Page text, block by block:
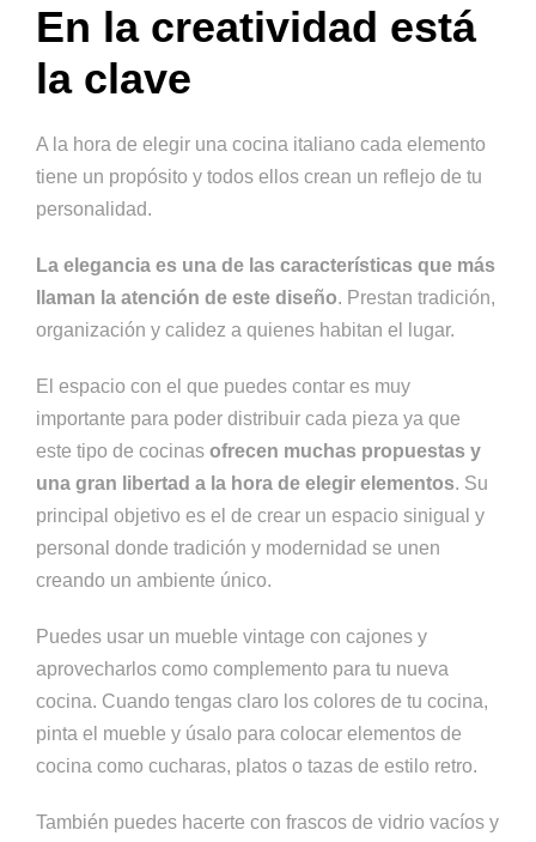
En la creatividad está
la clave
A la hora de elegir una cocina italiano cada elemento
tiene un propósito y todos ellos crean un reflejo de tu
personalidad.
La elegancia es una de las características que más
llaman la atención de este diseño. Prestan tradición,
organización y calidez a quienes habitan el lugar.
El espacio con el que puedes contar es muy
importante para poder distribuir cada pieza ya que
este tipo de cocinas ofrecen muchas propuestas y
una gran libertad a la hora de elegir elementos. Su
principal objetivo es el de crear un espacio sinigual y
personal donde tradición y modernidad se unen
creando un ambiente único.
Puedes usar un mueble vintage con cajones y
aprovecharlos como complemento para tu nueva
cocina. Cuando tengas claro los colores de tu cocina,
pinta el mueble y úsalo para colocar elementos de
cocina como cucharas, platos o tazas de estilo retro.
También puedes hacerte con frascos de vidrio vacíos y